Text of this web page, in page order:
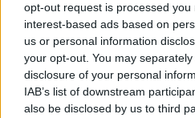
opt-out request is processed you
interest-based ads based on
us or personal information
your opt-out. You may
disclosure of your personal
IAB’s list of downstream
also be disclosed by us to third
Maxirotonda del
Colpo granata, arriva
Granata, dopo Varrà